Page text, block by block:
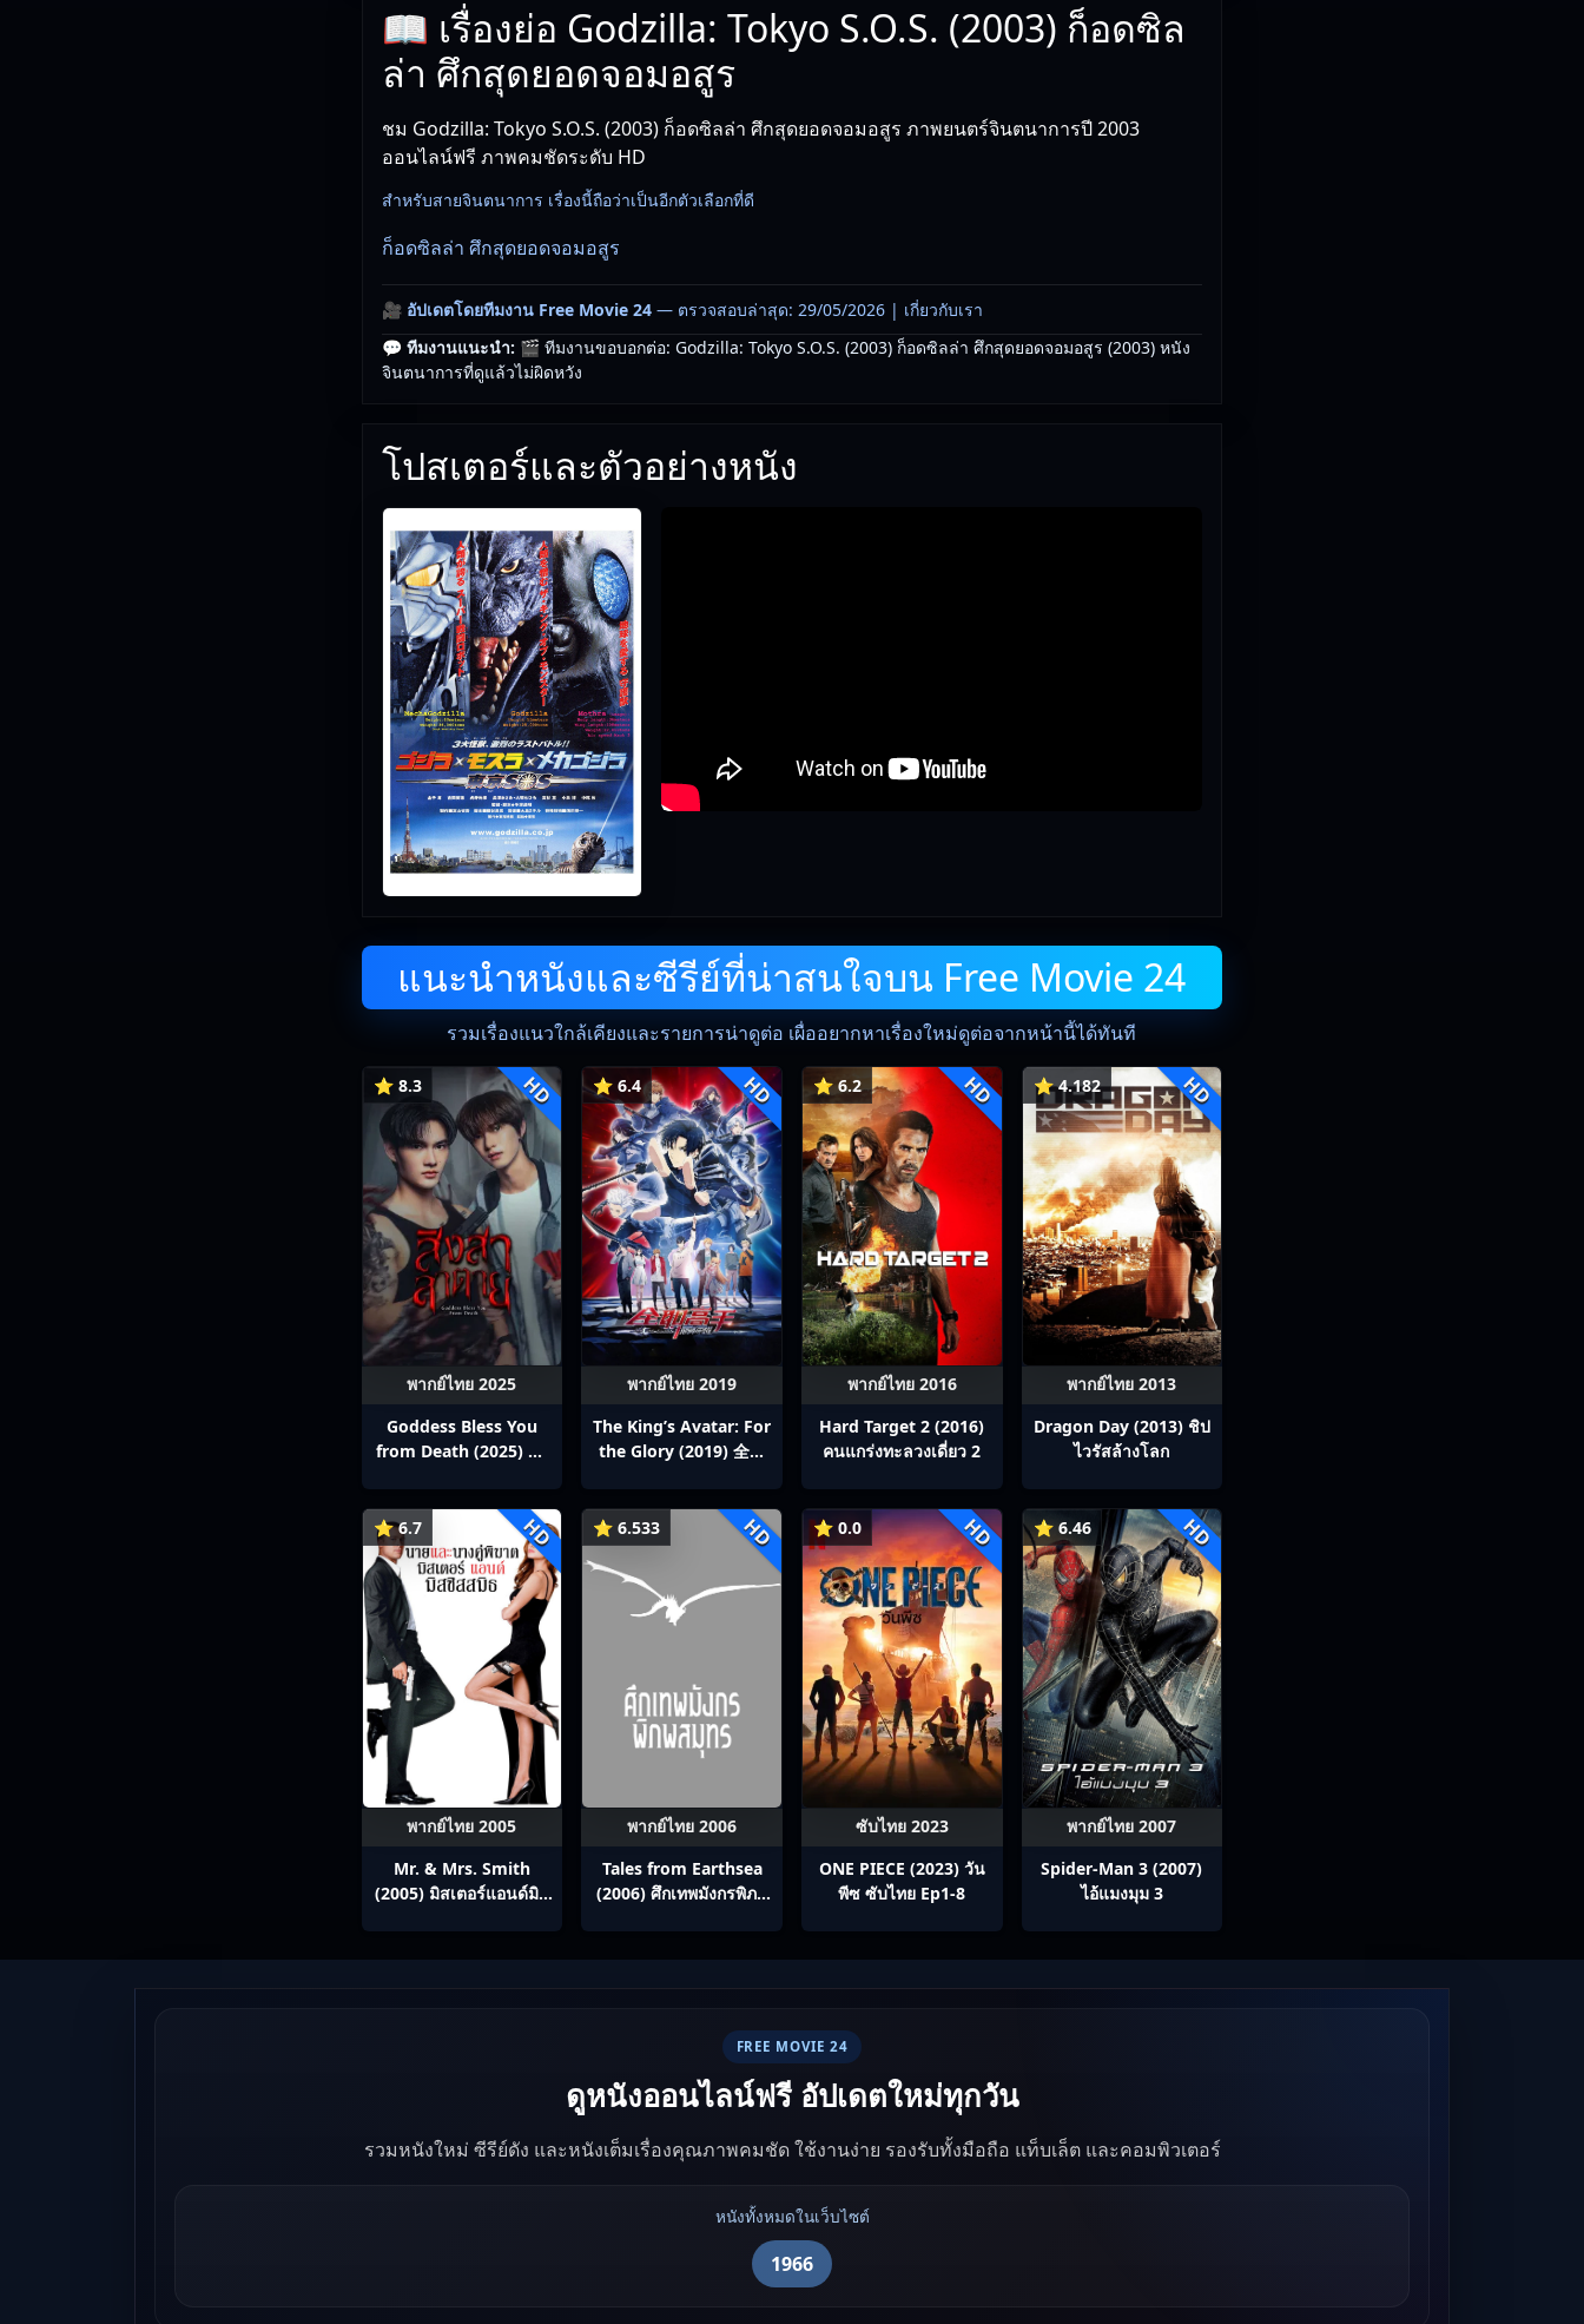
📖 เรื่องย่อ Godzilla: Tokyo S.O.S. (2003) ก็อดซิล
ล่า ศึกสุดยอดจอมอสูร
ชม Godzilla: Tokyo S.O.S. (2003) ก็อดซิลล่า ศึกสุดยอดจอมอสูร ภาพยนตร์จินตนาการปี 2003
ออนไลน์ฟรี ภาพคมชัดระดับ HD
สำหรับสายจินตนาการ เรื่องนี้ถือว่าเป็นอีกตัวเลือกที่ดี
ก็อดซิลล่า ศึกสุดยอดจอมอสูร
🎥 อัปเดตโดยทีมงาน Free Movie 24— ตรวจสอบล่าสุด: 29/05/2026 | เกี่ยวกับเรา
💬 ทีมงานแนะนำ: 🎬 ทีมงานขอบอกต่อ: Godzilla: Tokyo S.O.S. (2003) ก็อดซิลล่า ศึกสุดยอดจอมอสูร (2003) หนัง
จินตนาการที่ดูแล้วไม่ผิดหวัง
โปสเตอร์และตัวอย่างหนัง
แนะนำหนังและซีรีย์ที่น่าสนใจบน Free Movie 24
รวมเรื่องแนวใกล้เคียงและรายการน่าดูต่อ เผื่ออยากหาเรื่องใหม่ดูต่อจากหน้านี้ได้ทันที
⭐ 8.3 HD
พากย์ไทย 2025
Goddess Bless You
from Death (2025) สิง
⭐ 6.4 HD
พากย์ไทย 2019
The King’s Avatar: For
the Glory (2019) 全职
⭐ 6.2 HD
พากย์ไทย 2016
Hard Target 2 (2016)
คนแกร่งทะลวงเดี่ยว 2
⭐ 4.182 HD
พากย์ไทย 2013
Dragon Day (2013) ชิป
ไวรัสล้างโลก
⭐ 6.7 HD
พากย์ไทย 2005
Mr. & Mrs. Smith
(2005) มิสเตอร์แอนด์มิส
⭐ 6.533 HD
พากย์ไทย 2006
Tales from Earthsea
(2006) ศึกเทพมังกรพิภพ
⭐ 0.0 HD
ซับไทย 2023
ONE PIECE (2023) วัน
พีซ ซับไทย Ep1-8
⭐ 6.46 HD
พากย์ไทย 2007
Spider-Man 3 (2007)
ไอ้แมงมุม 3
FREE MOVIE 24
ดูหนังออนไลน์ฟรี อัปเดตใหม่ทุกวัน
รวมหนังใหม่ ซีรีย์ดัง และหนังเต็มเรื่องคุณภาพคมชัด ใช้งานง่าย รองรับทั้งมือถือ แท็บเล็ต และคอมพิวเตอร์
หนังทั้งหมดในเว็บไซต์
1966